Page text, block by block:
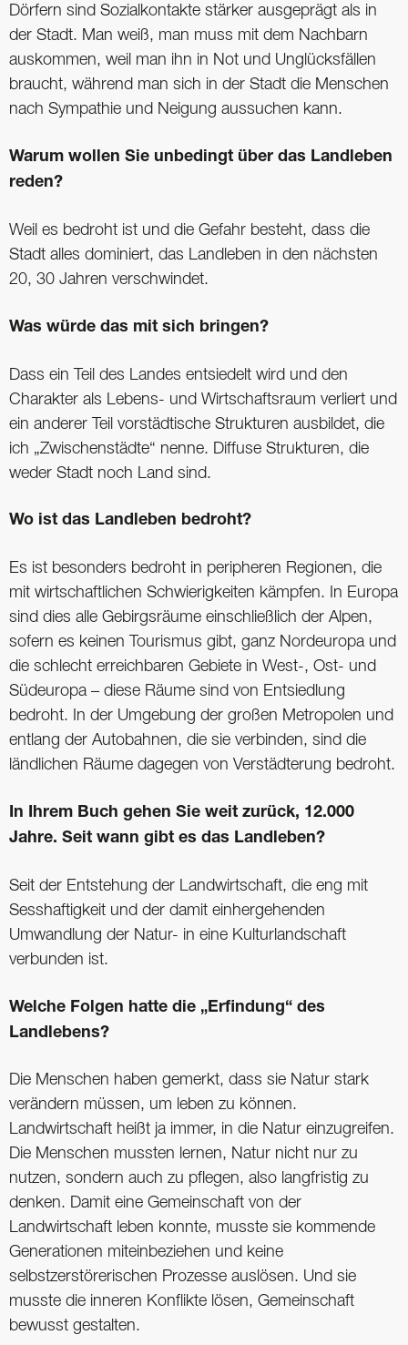
Dörfern sind Sozialkontakte stärker ausgeprägt als in
der Stadt. Man weiß, man muss mit dem Nachbarn
auskommen, weil man ihn in Not und Unglücksfällen
braucht, während man sich in der Stadt die Menschen
nach Sympathie und Neigung aussuchen kann.
Warum wollen Sie unbedingt über das Landleben
reden?
Weil es bedroht ist und die Gefahr besteht, dass die
Stadt alles dominiert, das Landleben in den nächsten
20, 30 Jahren verschwindet.
Was würde das mit sich bringen?
Dass ein Teil des Landes entsiedelt wird und den
Charakter als Lebens- und Wirtschaftsraum verliert und
ein anderer Teil vorstädtische Strukturen ausbildet, die
ich „Zwischenstädte“ nenne. Diffuse Strukturen, die
weder Stadt noch Land sind.
Wo ist das Landleben bedroht?
Es ist besonders bedroht in peripheren Regionen, die
mit wirtschaftlichen Schwierigkeiten kämpfen. In Europa
sind dies alle Gebirgsräume einschließlich der Alpen,
sofern es keinen Tourismus gibt, ganz Nordeuropa und
die schlecht erreichbaren Gebiete in West-, Ost- und
Südeuropa – diese Räume sind von Entsiedlung
bedroht. In der Umgebung der großen Metropolen und
entlang der Autobahnen, die sie verbinden, sind die
ländlichen Räume dagegen von Verstädterung bedroht.
In Ihrem Buch gehen Sie weit zurück, 12.000
Jahre. Seit wann gibt es das Landleben?
Seit der Entstehung der Landwirtschaft, die eng mit
Sesshaftigkeit und der damit einhergehenden
Umwandlung der Natur- in eine Kulturlandschaft
verbunden ist.
Welche Folgen hatte die „Erfindung“ des
Landlebens?
Die Menschen haben gemerkt, dass sie Natur stark
verändern müssen, um leben zu können.
Landwirtschaft heißt ja immer, in die Natur einzugreifen.
Die Menschen mussten lernen, Natur nicht nur zu
nutzen, sondern auch zu pflegen, also langfristig zu
denken. Damit eine Gemeinschaft von der
Landwirtschaft leben konnte, musste sie kommende
Generationen miteinbeziehen und keine
selbstzerstörerischen Prozesse auslösen. Und sie
musste die inneren Konflikte lösen, Gemeinschaft
bewusst gestalten.